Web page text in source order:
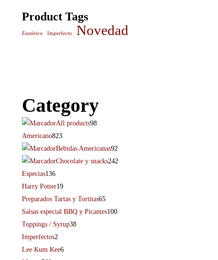
Product Tags
Esotérico Imperfecto Novedad
Category
All products98
Americano823
Bebidas Americanas92
Chocolate y snacks242
Especias136
Harry Potter19
Preparados Tartas y Tortitas65
Salsas especial BBQ y Picantes100
Toppings / Syrup38
Imperfectos2
Lee Kum Kee6